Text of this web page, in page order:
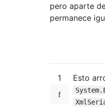
public T
{
public
public
{
pero aparte
permanece
1 Esto